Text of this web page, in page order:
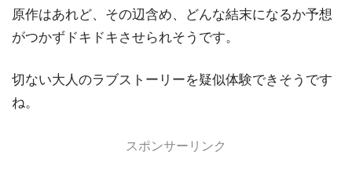
原作はあれど、その辺含め、どんな結末になるか予想
がつかずドキドキさせられそうです。
切ない大人のラブストーリーを疑似体験できそうです
ね。
スポンサーリンク